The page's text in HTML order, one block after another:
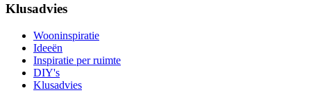
Klusadvies
Wooninspiratie
Ideeën
Inspiratie per ruimte
DIY's
Klusadvies